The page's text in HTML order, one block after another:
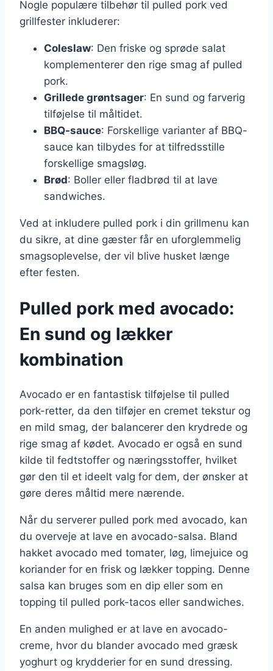
Nogle populære tilbehør til pulled pork ved
grillfester inkluderer:
Coleslaw: Den friske og sprøde salat
komplementerer den rige smag af pulled
pork.
Grillede grøntsager: En sund og farverig
tilføjelse til måltidet.
BBQ-sauce: Forskellige varianter af BBQ-
sauce kan tilbydes for at tilfredsstille
forskellige smagsløg.
Brød: Boller eller fladbrød til at lave
sandwiches.
Ved at inkludere pulled pork i din grillmenu kan
du sikre, at dine gæster får en uforglemmelig
smagsoplevelse, der vil blive husket længe
efter festen.
Pulled pork med avocado:
En sund og lækker
kombination
Avocado er en fantastisk tilføjelse til pulled
pork-retter, da den tilføjer en cremet tekstur og
en mild smag, der balancerer den krydrede og
rige smag af kødet. Avocado er også en sund
kilde til fedtstoffer og næringsstoffer, hvilket
gør den til et ideelt valg for dem, der ønsker at
gøre deres måltid mere nærende.
Når du serverer pulled pork med avocado, kan
du overveje at lave en avocado-salsa. Bland
hakket avocado med tomater, løg, limejuice og
koriander for en frisk og lækker topping. Denne
salsa kan bruges som en dip eller som en
topping til pulled pork-tacos eller sandwiches.
En anden mulighed er at lave en avocado-
creme, hvor du blander avocado med græsk
yoghurt og krydderier for en sund dressing.